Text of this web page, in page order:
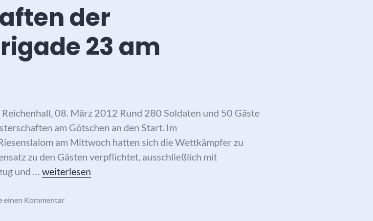
der
23 am
08. März 2012 Rund 280 Soldaten und 50 Gäste
am Götschen an den Start. Im
am Mittwoch hatten sich die Wettkämpfer zu
zu den Gästen verpflichtet, ausschließlich mit
und … Skimeisterschaften der Gebirgsjägerbrigade 23 am Götschen
weiterlesen
einen Kommentar